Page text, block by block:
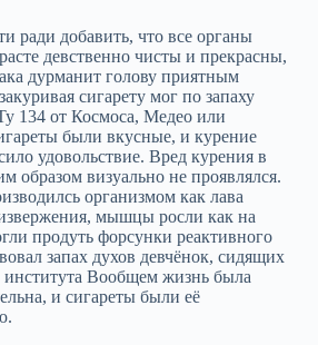
ради добавить, что все органы
девственно чисты и прекрасны,
дурманит голову приятным
сигарету мог по запаху
134 от Космоса, Медео или
были вкусные, и курение
удовольствие. Вред курения в
образом визуально не проявлялся.
организмом как лава
мышцы росли как на
продуть форсунки реактивного
запах духов девчёнок, сидящих
института Вообщем жизнь была
и сигареты были её